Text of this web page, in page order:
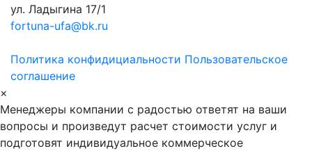
ул. Ладыгина 17/1
fortuna-ufa@bk.ru
Политика конфидициальности Пользовательское
соглашение
×
Менеджеры компании с радостью ответят на ваши
вопросы и произведут расчет стоимости услуг и
подготовят индивидуальное коммерческое